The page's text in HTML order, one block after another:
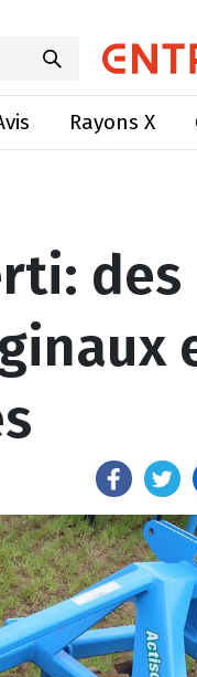
Rayons X
originaux
des